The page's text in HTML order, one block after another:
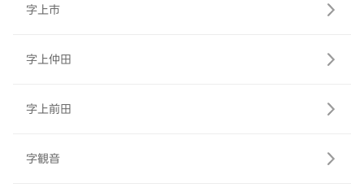
字上市
字上仲田
字上前田
字観音